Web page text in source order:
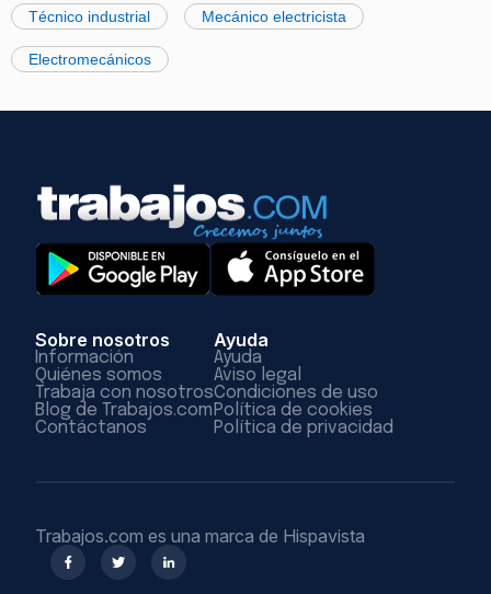
Técnico industrial Mecánico electricista
Electromecánicos
Sobre nosotros
Información
Quiénes somos
Trabaja con nosotros
Blog de Trabajos.com
Contáctanos
Ayuda
Ayuda
Aviso legal
Condiciones de uso
Política de cookies
Política de privacidad
Trabajos.com es una marca de Hispavista